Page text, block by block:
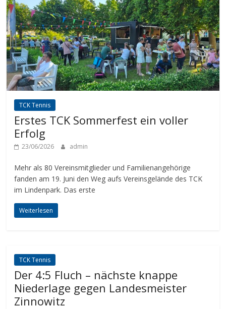
TCK Tennis
Erstes TCK Sommerfest ein voller
Erfolg
23/06/2026 admin
Mehr als 80 Vereinsmitglieder und Familienangehörige
fanden am 19. Juni den Weg aufs Vereinsgelände des TCK
im Lindenpark. Das erste
Weiterlesen
TCK Tennis
Der 4:5 Fluch – nächste knappe
Niederlage gegen Landesmeister
Zinnowitz